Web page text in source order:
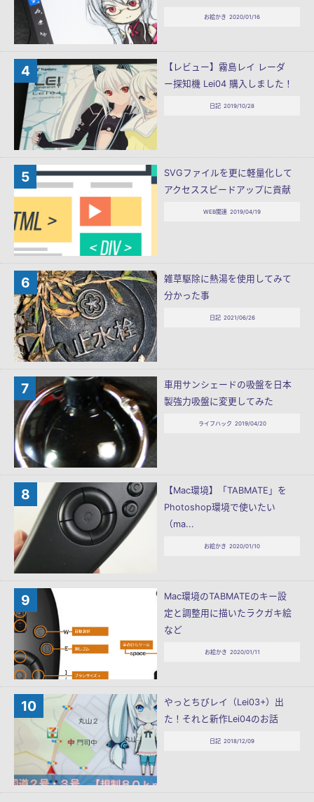
お絵かき 2020/01/16
【レビュー】霧島レイ レーダ
ー探知機 Lei04 購入しました！
日記 2019/10/28
SVGファイルを更に軽量化して
アクセススピードアップに貢献
WEB関連 2019/04/19
雑草駆除に熱湯を使用してみて
分かった事
日記 2021/06/26
車用サンシェードの吸盤を日本
製強力吸盤に変更してみた
ライフハック 2019/04/20
【Mac環境】「TABMATE」を
Photoshop環境で使いたい
（ma...
お絵かき 2020/01/10
Mac環境のTABMATEのキー設
定と調整用に描いたラクガキ絵
など
お絵かき 2020/01/11
やっとちびレイ（Lei03+）出
た！それと新作Lei04のお話
日記 2018/12/09